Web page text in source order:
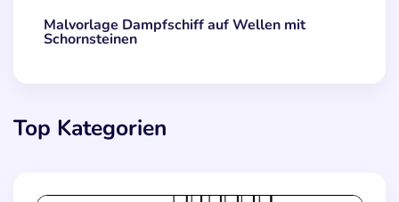
Malvorlage Dampfschiff auf Wellen mit
Schornsteinen
Top Kategorien